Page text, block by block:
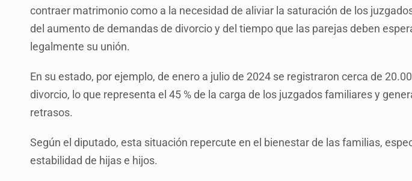
contraer matrimonio como a la necesidad de aliviar la saturación de los
del aumento de demandas de divorcio y del tiempo que las parejas deben
legalmente su unión.
En su estado, por ejemplo, de enero a julio de 2024 se registraron cerca de
divorcio, lo que representa el 45 % de la carga de los juzgados familiares y
retrasos.
Según el diputado, esta situación repercute en el bienestar de las familias,
estabilidad de hijas e hijos.